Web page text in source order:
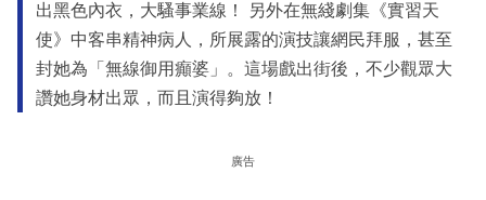
出黑色內衣，大騷事業線！ 另外在無綫劇集《實習天
使》中客串精神病人，所展露的演技讓網民拜服，甚至
封她為「無線御用癲婆」。這場戲出街後，不少觀眾大
讚她身材出眾，而且演得夠放！
廣告